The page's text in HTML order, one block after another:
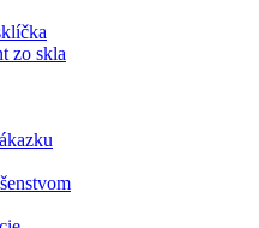
zo skla